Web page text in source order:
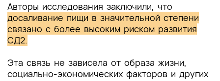
Авторы исследования заключили, что
досаливание пищи в значительной степени
связано с более высоким риском развития
СД2.
Эта связь не зависела от образа жизни,
социально-экономических факторов и других